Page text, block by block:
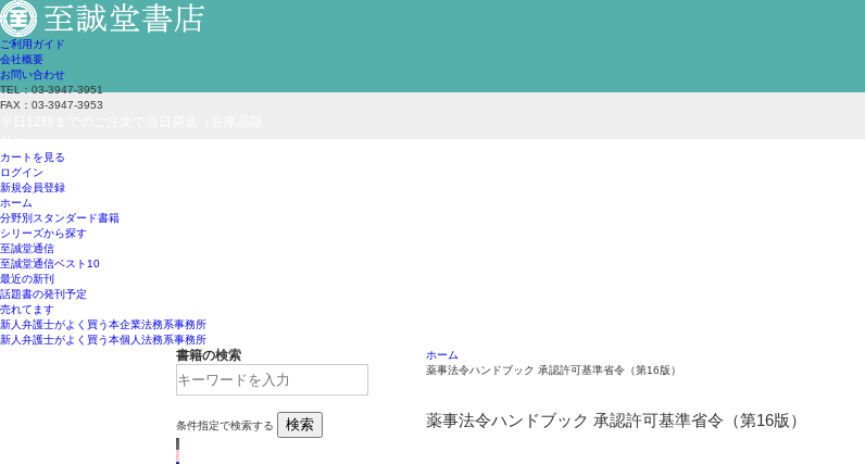
ご利用ガイド
会社概要
お問い合わせ
TEL：03-3947-3951
FAX：03-3947-3953
カートを見る
ログイン
新規会員登録
ホーム
分野別スタンダード書籍
シリーズから探す
至誠堂通信
至誠堂通信ベスト10
最近の新刊
話題書の発刊予定
売れてます
新人弁護士がよく買う本企業法務系事務所
新人弁護士がよく買う本個人法務系事務所
ホーム
薬事法令ハンドブック 承認許可基準省令（第16版）
薬事法令ハンドブック 承認許可基準省令（第16版）
書籍の検索
条件指定で検索する 検索